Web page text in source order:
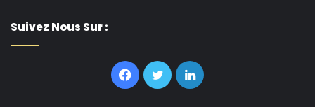
Suivez Nous Sur :
Facebook
TwitterLinkedin